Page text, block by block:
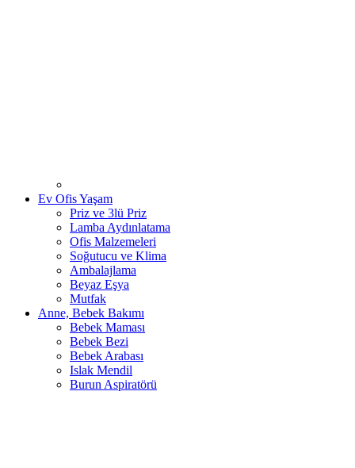
Ev Ofis Yaşam
Priz ve 3lü Priz
Lamba Aydınlatama
Ofis Malzemeleri
Soğutucu ve Klima
Ambalajlama
Beyaz Eşya
Mutfak
Anne, Bebek Bakımı
Bebek Maması
Bebek Bezi
Bebek Arabası
Islak Mendil
Burun Aspiratörü